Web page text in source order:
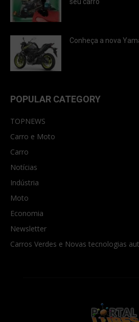
seu carro
Conheça a nova
POPULAR CATEGORY
TOPNEWS
Carro e Moto
Carro
Notícias
Indústria
Moto
Economia
Newsletter
Carros Verdes e Novas tecnologias